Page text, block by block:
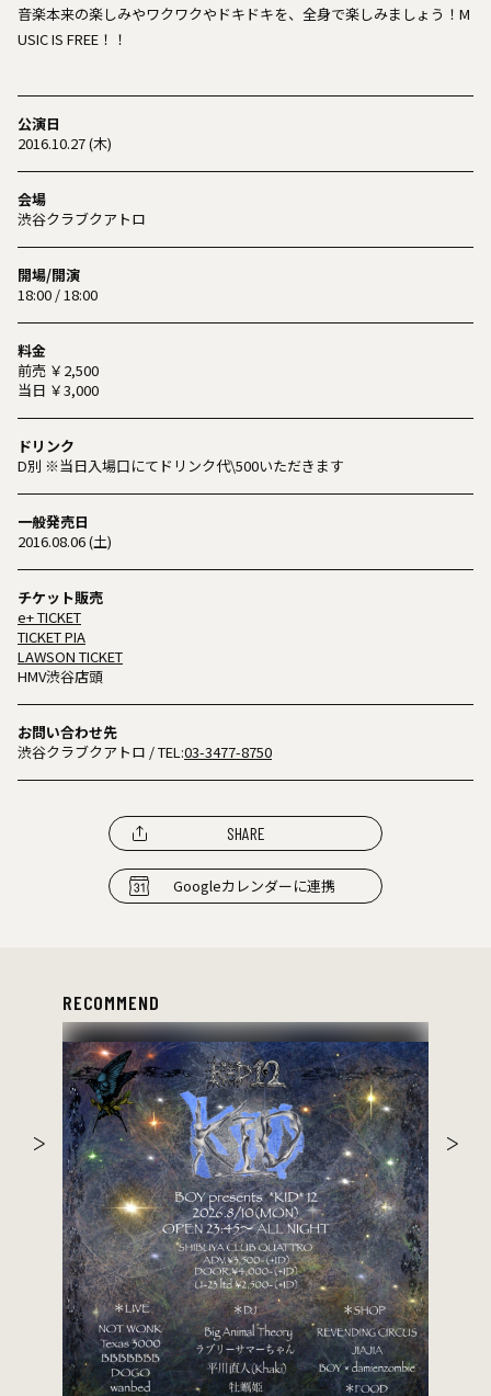
音楽本来の楽しみやワクワクやドキドキを、全身で楽しみましょう！M
USIC IS FREE！！
公演日
2016.10.27 (木)
会場
渋谷クラブクアトロ
開場/開演
18:00 / 18:00
料金
前売 ￥2,500
当日 ￥3,000
ドリンク
D別 ※当日入場口にてドリンク代\500いただきます
一般発売日
2016.08.06 (土)
チケット販売
e+ TICKET
TICKET PIA
LAWSON TICKET
HMV渋谷店頭
お問い合わせ先
渋谷クラブクアトロ / TEL:03-3477-8750
SHARE
Googleカレンダーに連携
RECOMMEND